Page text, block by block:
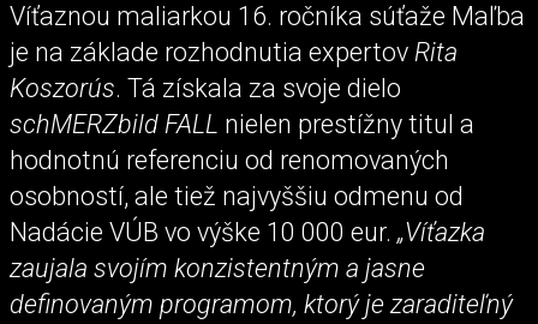
Víťaznou maliarkou 16. ročníka súťaže Maľba
je na základe rozhodnutia expertov Rita
Koszorús. Tá získala za svoje dielo
schMERZbild FALL nielen prestížny titul a
hodnotnú referenciu od renomovaných
osobností, ale tiež najvyššiu odmenu od
Nadácie VÚB vo výške 10 000 eur. „Víťazka
zaujala svojím konzistentným a jasne
definovaným programom, ktorý je zaraditeľný